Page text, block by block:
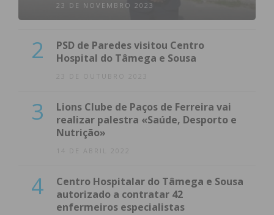
23 DE NOVEMBRO 2023
2
PSD de Paredes visitou Centro
Hospital do Tâmega e Sousa
23 DE OUTUBRO 2023
3
Lions Clube de Paços de Ferreira vai
realizar palestra «Saúde, Desporto e
Nutrição»
14 DE ABRIL 2022
4
Centro Hospitalar do Tâmega e Sousa
autorizado a contratar 42
enfermeiros especialistas